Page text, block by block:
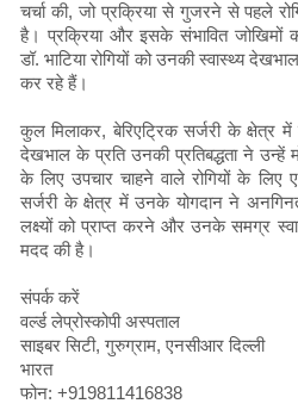
चर्चा की, जो प्रक्रिया से गुजरने से पहले
है। प्रक्रिया और इसके संभावित जोखिमों
डॉ. भाटिया रोगियों को उनकी स्वास्थ्य
कर रहे हैं।
कुल मिलाकर, बेरिएट्रिक सर्जरी के क्षेत्र में
देखभाल के प्रति उनकी प्रतिबद्धता ने उन्हें
के लिए उपचार चाहने वाले रोगियों के लिए
सर्जरी के क्षेत्र में उनके योगदान ने
लक्ष्यों को प्राप्त करने और उनके समग्र
मदद की है।
संपर्क करें
वर्ल्ड लेप्रोस्कोपी अस्पताल
साइबर सिटी, गुरुग्राम, एनसीआर दिल्ली
भारत
फोन: +919811416838